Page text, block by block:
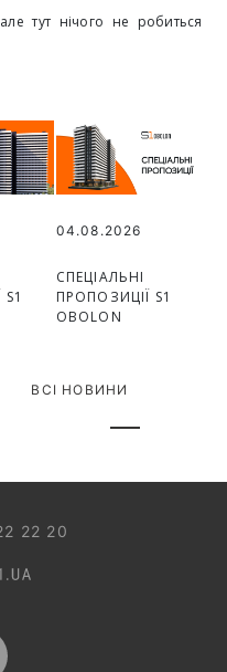
тут нічого не робиться
04.08.2026
СПЕЦІАЛЬНІ
ПРОПОЗИЦІЇ S1
OBOLON
ВСІ НОВИНИ
22 20